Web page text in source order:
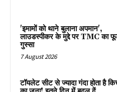
'इमामों को थाने बुलाना अपमान',
लाउडस्पीकर के मुद्दे पर TMC का
गुस्सा
7 August 2026
टॉयलेट सीट से ज्यादा गंदा होता है